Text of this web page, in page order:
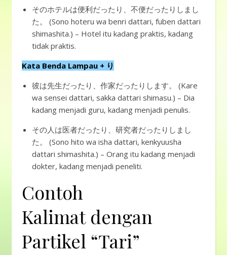
そのホテルは便利だったり、不便だったりしまし
た。 (Sono hoteru wa benri dattari, fuben dattari
shimashita.) – Hotel itu kadang praktis, kadang
tidak praktis.
Kata Benda Lampau + り
彼は先生だったり、作家だったりします。 (Kare
wa sensei dattari, sakka dattari shimasu.) – Dia
kadang menjadi guru, kadang menjadi penulis.
その人は医者だったり、研究者だったりしまし
た。 (Sono hito wa isha dattari, kenkyuusha
dattari shimashita.) – Orang itu kadang menjadi
dokter, kadang menjadi peneliti.
Contoh
Kalimat dengan
Partikel “Tari”